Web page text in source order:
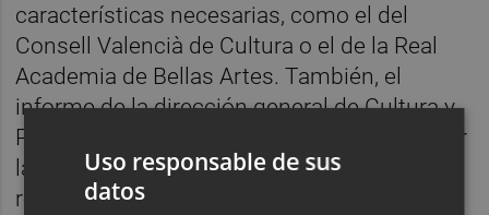
características necesarias, como el del
Consell Valencià de Cultura o el de la Real
Academia de Bellas Artes. También, el
informe de la dirección general de Cultura y
Patrimonio, elaborado en 2017 y firmado por
la socialistaCarmen Amoraga, que
rechazaba que el antiguo cine contara con
Uso responsable de sus
datos